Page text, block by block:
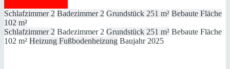
Schlafzimmer 2 Badezimmer 2 Grundstück 251 m² Bebaute Fläche
102 m²
Schlafzimmer 2 Badezimmer 2 Grundstück 251 m² Bebaute Fläche
102 m² Heizung Fußbodenheizung Baujahr 2025